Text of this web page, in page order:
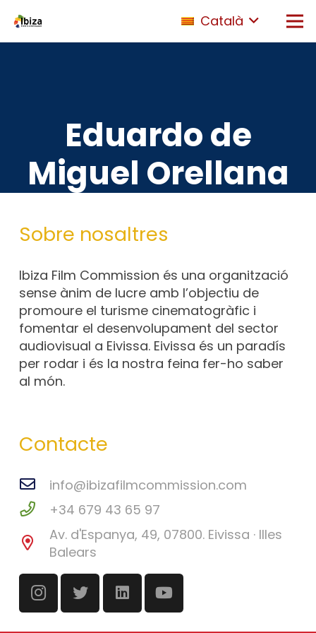
Català
Eduardo de
Miguel Orellana
Sobre nosaltres
Ibiza Film Commission és una organització
sense ànim de lucre amb l’objectiu de
promoure el turisme cinematogràfic i
fomentar el desenvolupament del sector
audiovisual a Eivissa. Eivissa és un paradís
per rodar i és la nostra feina fer-ho saber
al món.
Contacte
info@ibizafilmcommission.com
+34 679 43 65 97
Av. d'Espanya, 49, 07800. Eivissa · Illes
Balears